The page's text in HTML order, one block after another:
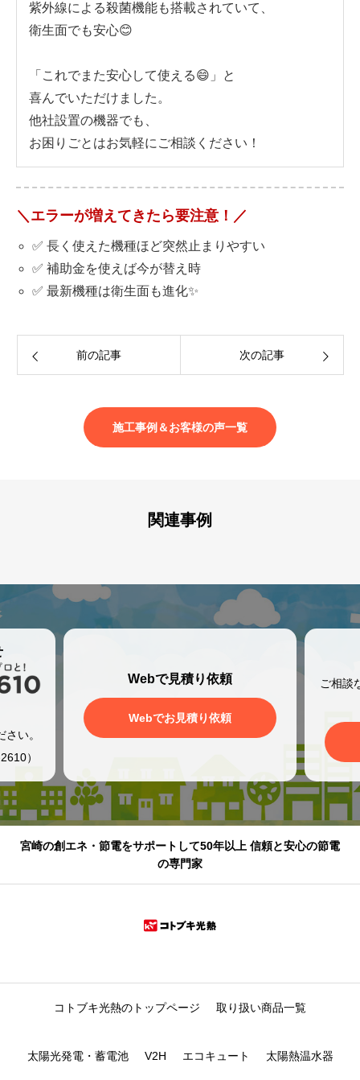
紫外線による殺菌機能も搭載されていて、
衛生面でも安心😊
「これでまた安心して使える😄」と
喜んでいただけました。
他社設置の機器でも、
お困りごとはお気軽にご相談ください！
＼エラーが増えてきたら要注意！／
✅ 長く使えた機種ほど突然止まりやすい
✅ 補助金を使えば今が替え時
✅ 最新機種は衛生面も進化✨
前の記事 次の記事
施工事例＆お客様の声一覧
関連事例
い。
）
Webで見積り依頼
Webでお見積り依頼
ご相談
宮崎の創エネ・節電をサポートして50年以上 信頼と安心の節電
の専門家
コトブキ光熱のトップページ 取り扱い商品一覧
太陽光発電・蓄電池 V2H エコキュート 太陽熱温水器